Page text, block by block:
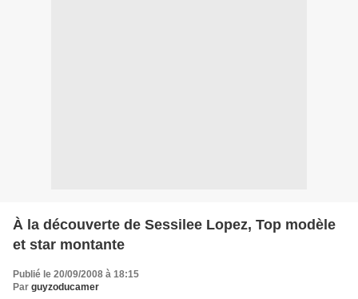
À la découverte de Sessilee Lopez, Top modèle
et star montante
Publié le 20/09/2008 à 18:15
Par guyzoducamer